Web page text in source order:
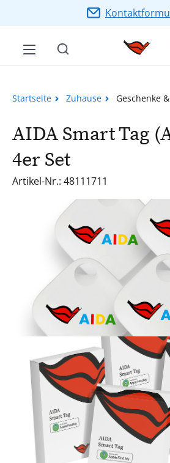
Zum Hauptinhalt springen
Startseite Zuhause Geschenke
AIDA Smart Tag
4er Set
Artikel-Nr.: 48111711
Bildergalerie überspringen